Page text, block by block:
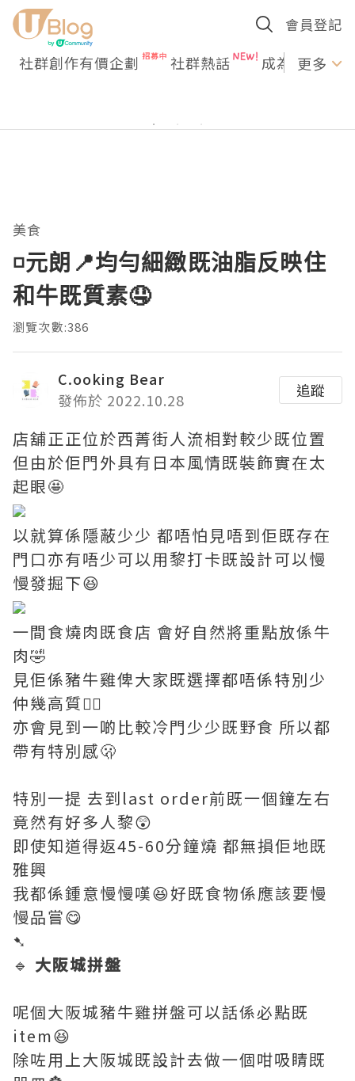
會員登記
社群創作有價企劃 社群熱話 成為U更多
美食
◽元朗📍均勻細緻既油脂反映住
和牛既質素🤤
瀏覽次數:386
C.ooking Bear
發佈於 2022.10.28
追蹤
店舖正正位於西菁街人流相對較少既位置
但由於佢門外具有日本風情既裝飾實在太
起眼🤩
以就算係隱蔽少少 都唔怕見唔到佢既存在
門口亦有唔少可以用黎打卡既設計可以慢
慢發掘下😆
一間食燒肉既食店 會好自然將重點放係牛
肉🤣
見佢係豬牛雞俾大家既選擇都唔係特別少
仲幾高質👍🏼
亦會見到一啲比較冷門少少既野食 所以都
帶有特別感🫢
特別一提 去到last order前既一個鐘左右
竟然有好多人黎😲
即使知道得返45-60分鐘燒 都無損佢地既
雅興
我都係鍾意慢慢嘆😆好既食物係應該要慢
慢品嘗😋
➷
🔹 大阪城拼盤
呢個大阪城豬牛雞拼盤可以話係必點既
item😆
除咗用上大阪城既設計去做一個咁吸睛既